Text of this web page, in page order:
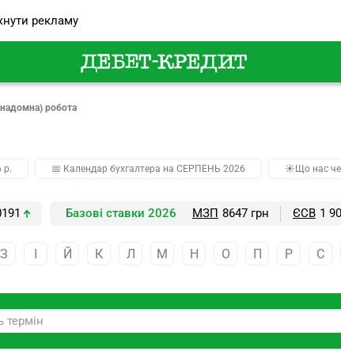
рекламу
робота
р. 📅 Календар бухгалтера на СЕРПЕНЬ 2026 ☀️Що нас
Базові ставки 2026 МЗП 8647 грн ЄСВ 1
З І Й К Л М Н О П Р С